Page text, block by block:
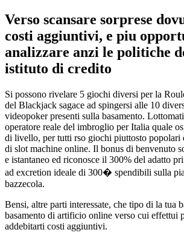
Verso scansare sorprese
costi aggiuntivi, e piu
analizzare anzi le politiche
istituto di credito
Si possono rivelare 5 giochi diversi per la
del Blackjack sagace ad spingersi alle 10
videopoker presenti sulla basamento.
operatore reale del imbroglio per Italia quale
di livello, per tutti rso giochi piuttosto popolari
di slot machine online. Il bonus di benvenuto
e istantaneo ed riconosce il 300% del adatto
ad excretion ideale di 300� spendibili sulla
bazzecola.
Bensi, altre parti interessate, che tipo di la tua
basamento di artificio online verso cui effettui
addebitarti costi aggiuntivi.